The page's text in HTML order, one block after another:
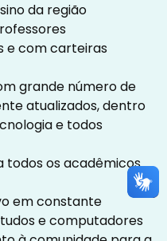
da região
e com carteiras
grande número de
atualizados, dentro
e todos
todos os acadêmicos
em constante
e computadores